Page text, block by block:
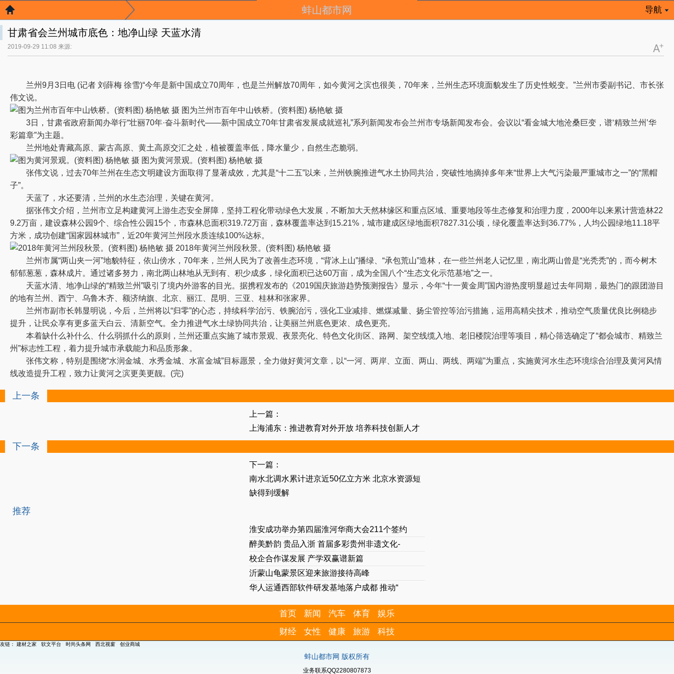
蚌山都市网 导航
甘肃省会兰州城市底色：地净山绿 天蓝水清
2019-09-29 11:08 来源:
兰州9月3日电 (记者 刘薛梅 徐雪)“今年是新中国成立70周年，也是兰州解放70周年，如今黄河之滨也很美，70年来，兰州生态环境面貌发生了历史性蜕变。”兰州市委副书记、市长张
伟文说。
图为兰州市百年中山铁桥。(资料图) 杨艳敏 摄
3日，甘肃省政府新闻办举行“壮丽70年·奋斗新时代——新中国成立70年甘肃省发展成就巡礼”系列新闻发布会兰州市专场新闻发布会。会议以“看金城大地沧桑巨变，谱‘精致兰州’华
彩篇章”为主题。
兰州地处青藏高原、蒙古高原、黄土高原交汇之处，植被覆盖率低，降水量少，自然生态脆弱。
图为黄河景观。(资料图) 杨艳敏 摄
张伟文说，过去70年兰州在生态文明建设方面取得了显著成效，尤其是“十二五”以来，兰州铁腕推进气水土协同共治，突破性地摘掉多年来“世界上大气污染最严重城市之一”的“黑帽
子”。
天蓝了，水还要清，兰州的水生态治理，关键在黄河。
据张伟文介绍，兰州市立足构建黄河上游生态安全屏障，坚持工程化带动绿色大发展，不断加大天然林缘区和重点区域、重要地段等生态修复和治理力度，2000年以来累计营造林22
9.2万亩，建设森林公园9个、综合性公园15个，市森林总面积319.72万亩，森林覆盖率达到15.21%，城市建成区绿地面积7827.31公顷，绿化覆盖率达到36.77%，人均公园绿地11.18平
方米，成功创建“国家园林城市”，近20年黄河兰州段水质连续100%达标。
2018年黄河兰州段秋景。(资料图) 杨艳敏 摄
兰州市属“两山夹一河”地貌特征，依山傍水，70年来，兰州人民为了改善生态环境，“背冰上山”播绿、“承包荒山”造林，在一些兰州老人记忆里，南北两山曾是“光秃秃”的，而今树木
郁郁葱葱，森林成片。通过诸多努力，南北两山林地从无到有、积少成多，绿化面积已达60万亩，成为全国八个“生态文化示范基地”之一。
天蓝水清、地净山绿的“精致兰州”吸引了境内外游客的目光。据携程发布的《2019国庆旅游趋势预测报告》显示，今年“十一黄金周”国内游热度明显超过去年同期，最热门的跟团游目
的地有兰州、西宁、乌鲁木齐、额济纳旗、北京、丽江、昆明、三亚、桂林和张家界。
兰州市副市长韩显明说，今后，兰州将以“归零”的心态，持续科学治污、铁腕治污，强化工业减排、燃煤减量、扬尘管控等治污措施，运用高精尖技术，推动空气质量优良比例稳步
提升，让民众享有更多蓝天白云、清新空气。全力推进气水土绿协同共治，让美丽兰州底色更浓、成色更亮。
本着缺什么补什么、什么弱抓什么的原则，兰州还重点实施了城市景观、夜景亮化、特色文化街区、路网、架空线缆入地、老旧楼院治理等项目，精心筛选确定了“都会城市、精致兰
州”标志性工程，着力提升城市承载能力和品质形象。
张伟文称，特别是围绕“水润金城、水秀金城、水富金城”目标愿景，全力做好黄河文章，以“一河、两岸、立面、两山、两线、两端”为重点，实施黄河水生态环境综合治理及黄河风情
线改造提升工程，致力让黄河之滨更美更靓。(完)
上一条
上一篇：
上海浦东：推进教育对外开放 培养科技创新人才
下一条
下一篇：
南水北调水累计进京近50亿立方米 北京水资源短
缺得到缓解
推荐
淮安成功举办第四届淮河华商大会211个签约
醉美黔韵 贵品入浙 首届多彩贵州非遗文化-
校企合作谋发展 产学双赢谱新篇
沂蒙山龟蒙景区迎来旅游接待高峰
华人运通西部软件研发基地落户成都 推动“
首页 新闻 汽车 体育
娱乐
财经
女性 健康 旅游 科技
友链： 建材之家 软文平台 时尚头条网 西北视窗 创业商城
蚌山都市网 版权所有
业务联系QQ2280807873